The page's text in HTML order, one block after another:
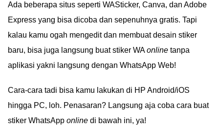
Ada beberapa situs seperti WASticker, Canva, dan Adobe
Express yang bisa dicoba dan sepenuhnya gratis. Tapi
kalau kamu ogah mengedit dan membuat desain stiker
baru, bisa juga langsung buat stiker WAonline tanpa
aplikasi yakni langsung dengan WhatsApp Web!
Cara-cara tadi bisa kamu lakukan di HP Android/iOS
hingga PC, loh. Penasaran? Langsung aja coba cara buat
stiker WhatsApp online di bawah ini, ya!